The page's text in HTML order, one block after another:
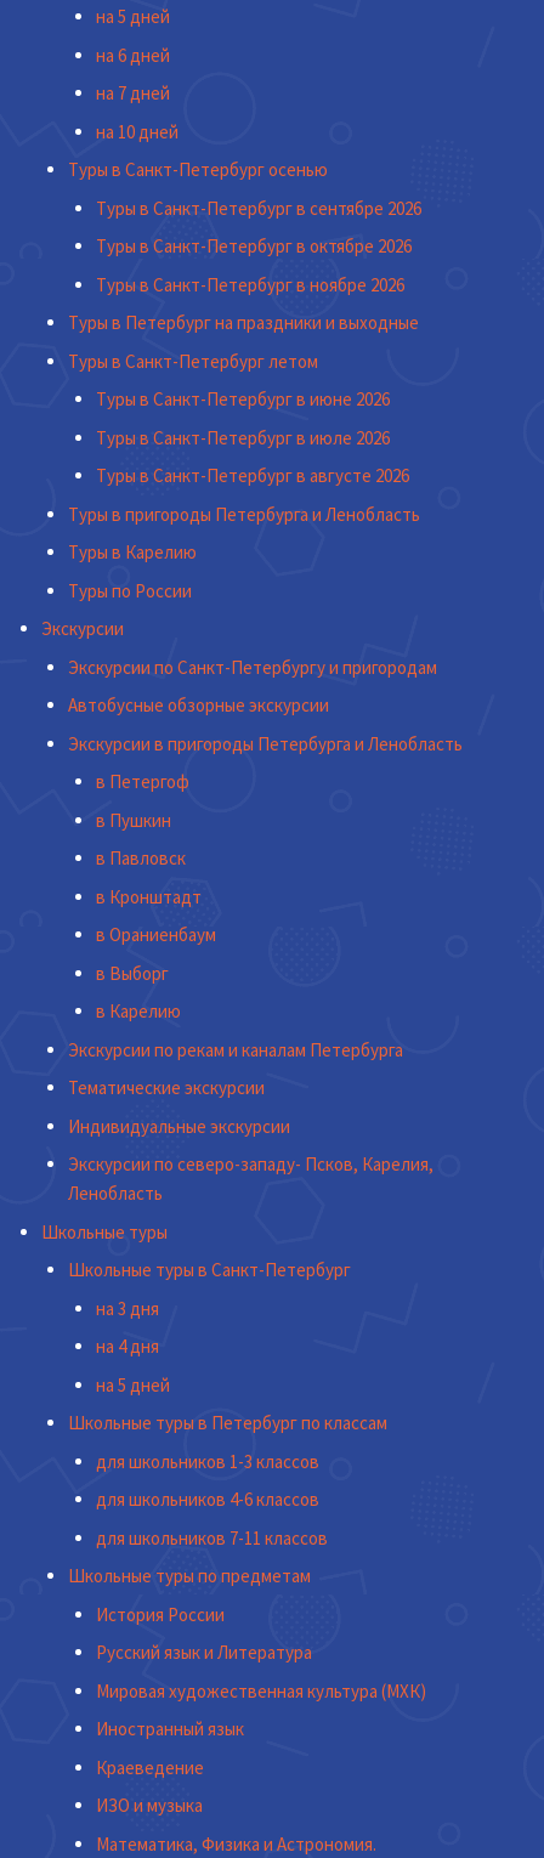
на 5 дней
на 6 дней
на 7 дней
на 10 дней
Туры в Санкт-Петербург осенью
Туры в Санкт-Петербург в сентябре 2026
Туры в Санкт-Петербург в октябре 2026
Туры в Санкт-Петербург в ноябре 2026
Туры в Петербург на праздники и выходные
Туры в Санкт-Петербург летом
Туры в Санкт-Петербург в июне 2026
Туры в Санкт-Петербург в июле 2026
Туры в Санкт-Петербург в августе 2026
Туры в пригороды Петербурга и Ленобласть
Туры в Карелию
Туры по России
Экскурсии
Экскурсии по Санкт-Петербургу и пригородам
Автобусные обзорные экскурсии
Экскурсии в пригороды Петербурга и Ленобласть
в Петергоф
в Пушкин
в Павловск
в Кронштадт
в Ораниенбаум
в Выборг
в Карелию
Экскурсии по рекам и каналам Петербурга
Тематические экскурсии
Индивидуальные экскурсии
Экскурсии по северо-западу- Псков, Карелия,
Ленобласть
Школьные туры
Школьные туры в Санкт-Петербург
на 3 дня
на 4 дня
на 5 дней
Школьные туры в Петербург по классам
для школьников 1-3 классов
для школьников 4-6 классов
для школьников 7-11 классов
Школьные туры по предметам
История России
Русский язык и Литература
Мировая художественная культура (МХК)
Иностранный язык
Краеведение
ИЗО и музыка
Математика, Физика и Астрономия.